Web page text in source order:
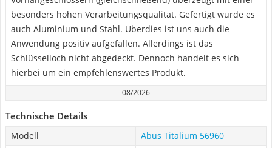
besonders hohen Verarbeitungsqualität. Gefertigt wurde es
auch Aluminium und Stahl. Überdies ist uns auch die
Anwendung positiv aufgefallen. Allerdings ist das
Schlüsselloch nicht abgedeckt. Dennoch handelt es sich
hierbei um ein empfehlenswertes Produkt.
08/2026
Technische Details
Modell
Abus Titalium 56960